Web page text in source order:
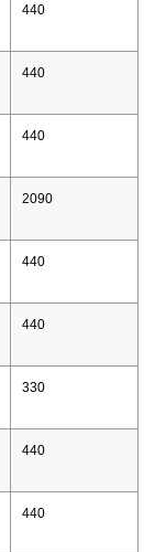
440
440
440
2090
440
440
330
440
440